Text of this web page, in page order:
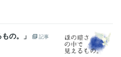
の。」
記事